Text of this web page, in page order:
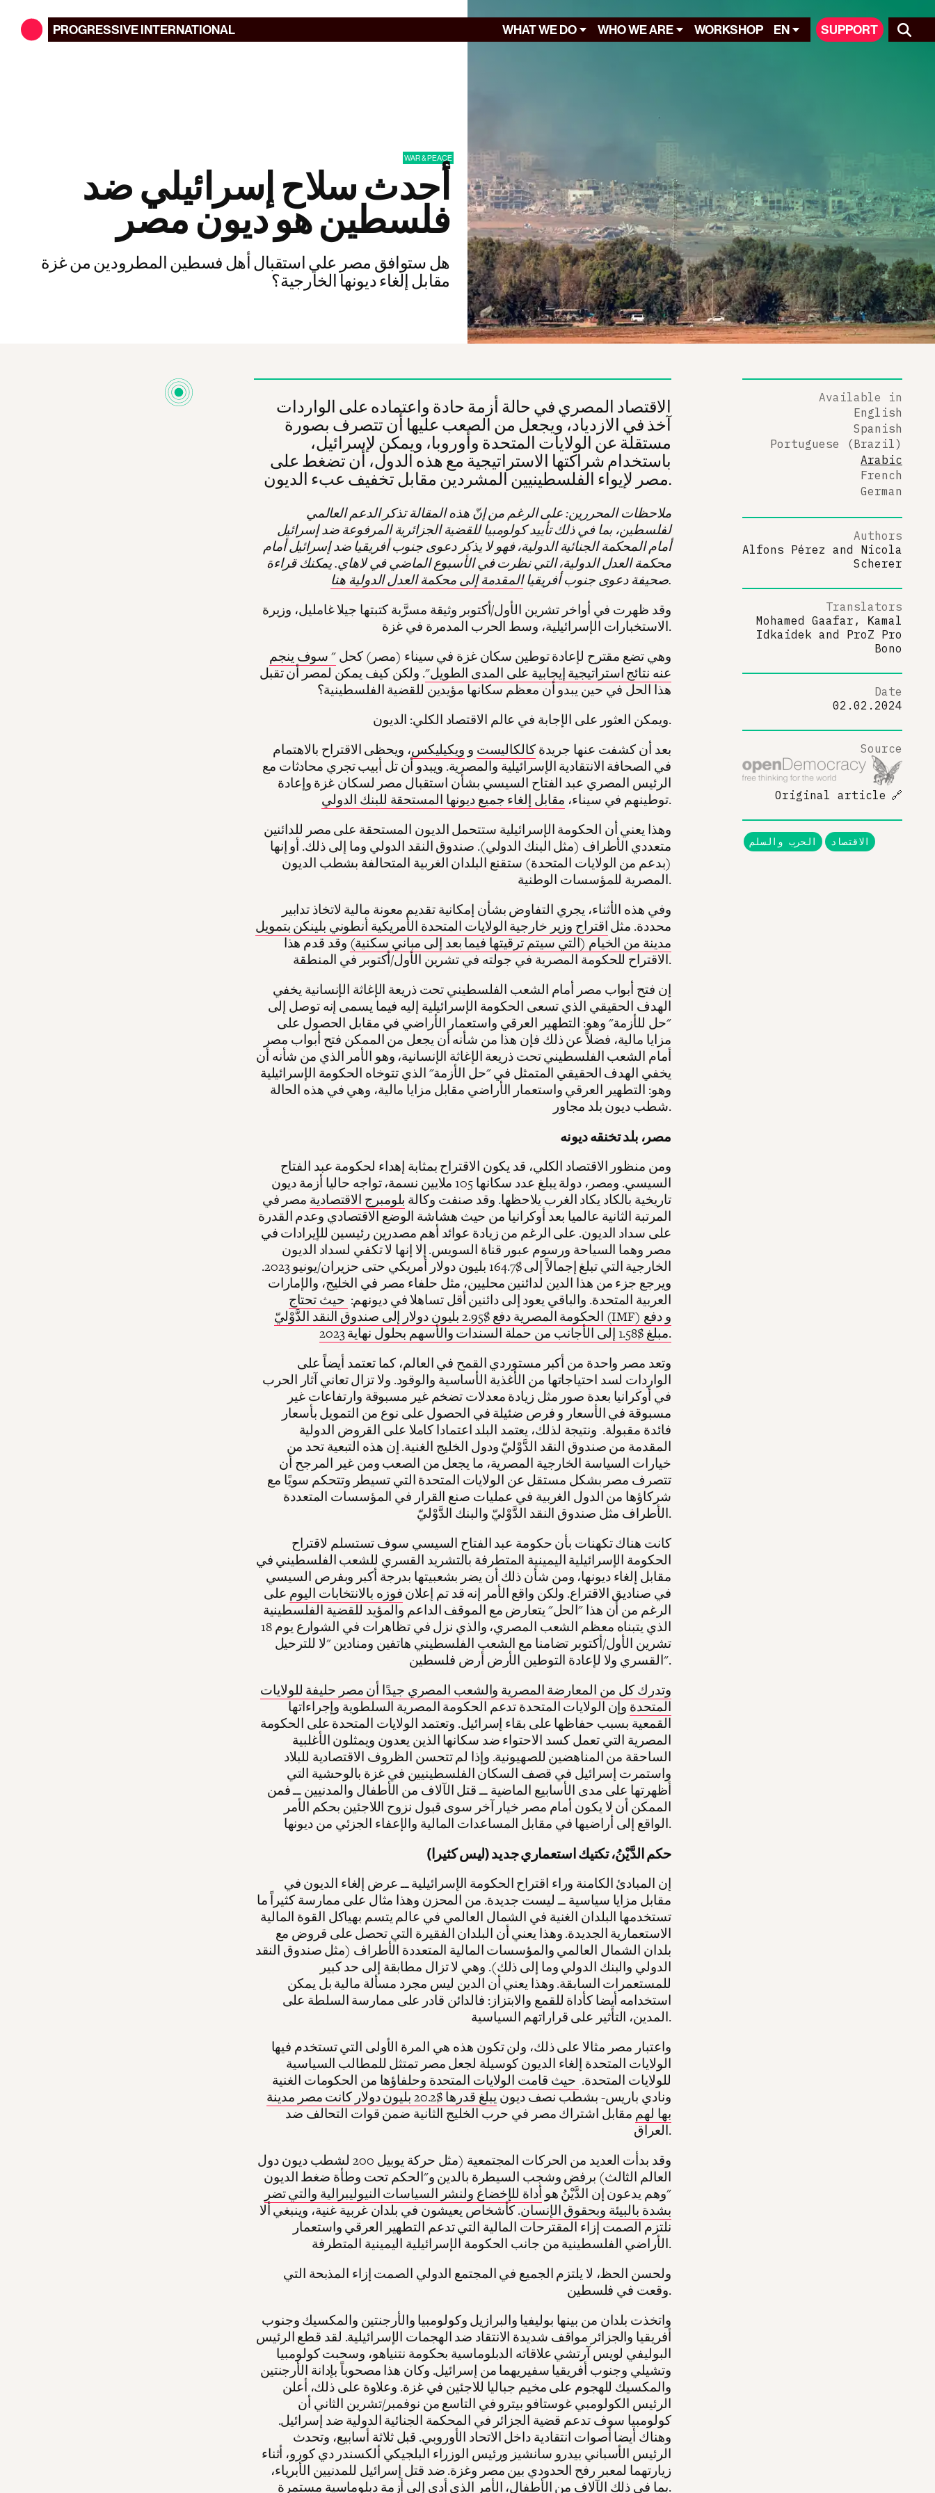
PROGRESSIVEINTERNATIONAL WHAT WE DO WHO WE ARE WORKSHOP EN SUPPORT
WAR & PEACE
أحدث سلاح إسرائيلي ضد
فلسطين هو ديون مصر
هل ستوافق مصر علي استقبال أهل فسطين المطرودين من غزة
مقابل إلغاء ديونها الخارجية؟
الاقتصاد المصري في حالة أزمة حادة واعتماده على الواردات
آخذ في الازدياد، ويجعل من الصعب عليها أن تتصرف بصورة
مستقلة عن الولايات المتحدة وأوروبا، ويمكن لإسرائيل،
باستخدام شراكتها الاستراتيجية مع هذه الدول، أن تضغط على
مصر لإيواء الفلسطينيين المشردين مقابل تخفيف عبء الديون.
ملاحظات المحررين: على الرغم من إنّ هذه المقالة تذكر الدعم العالمي
لفلسطين، بما في ذلك تأييد كولومبيا للقضية الجزائرية المرفوعة ضد إسرائيل
أمام المحكمة الجنائية الدولية، فهو لا يذكر دعوى جنوب أفريقيا ضد إسرائيل أمام
محكمة العدل الدولية، التي نظرت في الأسبوع الماضي في لاهاي. يمكنك قراءة
صحيفة دعوى جنوب أفريقياالمقدمة إلى محكمة العدل الدولية هنا
.
وقد ظهرت في أواخر تشرين الأول/أكتوبر وثيقة مسرَّبة كتبتها جيلا غامليل، وزيرة
الاستخبارات الإسرائيلية، وسط الحرب المدمرة في غزة.
وهي تضع مقترح لإعادة توطين سكان غزة في سيناء (مصر) كحل " سوف ينجم
عنه نتائج استراتيجية إيجابية على المدى الطويل". ولكن كيف يمكن لمصر أن تقبل
هذا الحل في حين يبدو أن معظم سكانها مؤيدين للقضية الفلسطينية؟
ويمكن العثور على الإجابة في عالم الاقتصاد الكلي: الديون.
بعد أن كشفت عنها جريدةكالكاليست و ويكيليكس، ويحظى الاقتراح بالاهتمام
في الصحافة الانتقادية الإسرائيلية والمصرية. ويبدو أن تل أبيب تجري محادثات مع
الرئيس المصري عبد الفتاح السيسي بشأن استقبال مصر لسكان غزة وإعادة
توطينهم في سيناء، مقابل إلغاء جميع ديونها المستحقة للبنك الدولي
.
وهذا يعني أن الحكومة الإسرائيلية ستتحمل الديون المستحقة على مصر للدائنين
متعددي الأطراف (مثل البنك الدولي). صندوق النقد الدولي وما إلى ذلك. أو إنها
(بدعم من الولايات المتحدة) ستقنع البلدان الغربية المتحالفة بشطب الديون
المصرية للمؤسسات الوطنية.
وفي هذه الأثناء، يجري التفاوض بشأن إمكانية تقديم معونة مالية لاتخاذ تدابير
محددة. مثل اقتراح وزير خارجية الولايات المتحدة الأمريكية أنطوني بلينكن بتمويل
مدينة من الخيام (التي سيتم ترقيتها فيما بعد إلى مباني سكنية) وقد قدم هذا
الاقتراح للحكومة المصرية في جولته في تشرين الأول/أكتوبر في المنطقة.
إن فتح أبواب مصر أمام الشعب الفلسطيني تحت ذريعة الإغاثة الإنسانية يخفي
الهدف الحقيقي الذي تسعى الحكومة الإسرائيلية إليه فيما يسمى إنه توصل إلى
"حل للأزمة" وهو: التطهير العرقي واستعمار الأراضي في مقابل الحصول على
مزايا مالية، فضلاً عن ذلك فإن هذا من شأنه أن يجعل من الممكن فتح أبواب مصر
أمام الشعب الفلسطيني تحت ذريعة الإغاثة الإنسانية، وهو الأمر الذي من شأنه أن
يخفي الهدف الحقيقي المتمثل في "حل الأزمة" الذي تتوخاه الحكومة الإسرائيلية
وهو: التطهير العرقي واستعمار الأراضي مقابل مزايا مالية، وهي في هذه الحالة
شطب ديون بلد مجاور.
مصر، بلد تخنقه ديونه
ومن منظور الاقتصاد الكلي، قد يكون الاقتراح بمثابة إهداء لحكومة عبد الفتاح
السيسي. ومصر، دولة يبلغ عدد سكانها 105 ملايين نسمة، تواجه حاليا أزمة ديون
تاريخية بالكاد يكاد الغرب يلاحظها. وقد صنفت وكالة بلومبرج الاقتصادية مصر في
المرتبة الثانية عالميا بعد أوكرانيا من حيث هشاشة الوضع الاقتصادي وعدم القدرة
على سداد الديون. على الرغم من زيادة عوائد أهم مصدرين رئيسين للإيرادات في
مصر وهما السياحة ورسوم عبور قناة السويس. إلا إنها لا تكفي لسداد الديون
الخارجية التي تبلغ إجمالاً إلى $164.7 بليون دولار أمريكي حتى حزيران/يونيو 2023.
ويرجع جزء من هذا الدين لدائنين محليين، مثل حلفاء مصر في الخليج، والإمارات
العربية المتحدة. والباقي يعود إلى دائنين أقل تساهلا في ديونهم: حيث تحتاج
الحكومة المصرية دفع $2.95 بليون دولار إلى صندوق النقد الدَّوْليّ (IMF) و دفع
مبلغ $1.58 إلى الأجانب من حملة السندات والأسهم بحلول نهاية 2023.
وتعد مصر واحدة من أكبر مستوردي القمح في العالم، كما تعتمد أيضاً على
الواردات لسد احتياجاتها من الأغذية الأساسية والوقود. ولا تزال تعاني آثار الحرب
في أوكرانيا بعدة صور مثل زيادة معدلات تضخم غير مسبوقة وارتفاعات غير
مسبوقة في الأسعار و فرص ضئيلة في الحصول على نوع من التمويل بأسعار
فائدة مقبولة. ونتيجة لذلك، يعتمد البلد اعتمادا كاملا على القروض الدولية
المقدمة من صندوق النقد الدَّوْليّ ودول الخليج الغنية. إن هذه التبعية تحد من
خيارات السياسة الخارجية المصرية، ما يجعل من الصعب ومن غير المرجح أن
تتصرف مصر بشكل مستقل عن الولايات المتحدة التي تسيطر وتتحكم سويًا مع
شركاؤها من الدول الغربية في عمليات صنع القرار في المؤسسات المتعددة
الأطراف مثل صندوق النقد الدَّوْليّ والبنك الدَّوْليّ.
كانت هناك تكهنات بأن حكومة عبد الفتاح السيسي سوف تستسلم لاقتراح
الحكومة الإسرائيلية اليمينية المتطرفة بالتشريد القسري للشعب الفلسطيني في
مقابل إلغاء ديونها، ومن شأن ذلك أن يضر بشعبيتها بدرجة أكبر وبفرص السيسي
في صناديق الاقتراع. ولكن واقع الأمر إنه قد تم إعلان فوزه بالانتخابات اليوم على
الرغم من أن هذا "الحل" يتعارض مع الموقف الداعم والمؤيد للقضية الفلسطينية
الذي يتبناه معظم الشعب المصري، والذي نزل في تظاهرات في الشوارع يوم 18
تشرين الأول/أكتوبر تضامنا مع الشعب الفلسطيني هاتفين ومنادين "لا للترحيل
القسري ولا لإعادة التوطين الأرض أرض فلسطين".
وتدرك كل من المعارضة المصرية والشعب المصري جيدًا أن مصر حليفة للولايات
المتحدة وإن الولايات المتحدة تدعم الحكومة المصرية السلطوية وإجراءاتها
القمعية بسبب حفاظها على بقاء إسرائيل. وتعتمد الولايات المتحدة على الحكومة
المصرية التي تعمل كسد الاحتواء ضد سكانها الذين يعدون ويمثلون الأغلبية
الساحقة من المناهضين للصهيونية. وإذا لم تتحسن الظروف الاقتصادية للبلاد
واستمرت إسرائيل في قصف السكان الفلسطينيين في غزة بالوحشية التي
أظهرتها على مدى الأسابيع الماضية ــ قتل الآلاف من الأطفال والمدنيين ــ فمن
الممكن أن لا يكون أمام مصر خيار آخر سوى قبول نزوح اللاجئين بحكم الأمر
الواقع إلى أراضيها في مقابل المساعدات المالية والإعفاء الجزئي من ديونها.
حكم الدَّيْنُ، تكتيك استعماري جديد (ليس كثيرا)
إن المبادئ الكامنة وراء اقتراح الحكومة الإسرائيلية ــ عرض إلغاء الديون في
مقابل مزايا سياسية ــ ليست جديدة. من المحزن وهذا مثال على ممارسة كثيراً ما
تستخدمها البلدان الغنية في الشمال العالمي في عالم يتسم بهياكل القوة المالية
الاستعمارية الجديدة. وهذا يعني أن البلدان الفقيرة التي تحصل على قروض مع
بلدان الشمال العالمي والمؤسسات المالية المتعددة الأطراف (مثل صندوق النقد
الدولي والبنك الدولي وما إلى ذلك). وهي لا تزال مطابقة إلى حد كبير
للمستعمرات السابقة. وهذا يعني أن الدين ليس مجرد مسألة مالية بل يمكن
استخدامه أيضا كأداة للقمع والابتزاز: فالدائن قادر على ممارسة السلطة على
المدين، التأثير على قراراتهم السياسية.
واعتبار مصر مثالا على ذلك، ولن تكون هذه هي المرة الأولى التي تستخدم فيها
الولايات المتحدة إلغاء الديون كوسيلة لجعل مصر تمتثل للمطالب السياسية
للولايات المتحدة. حيث قامت الولايات المتحدة وحلفاؤها من الحكومات الغنية
ونادي باريس- بشطب نصف ديون
يبلغ قدرها $20.2 بليون دولار كانت مصر مدينة
بها لهم مقابل اشتراك مصر في حرب الخليج الثانية ضمن قوات التحالف ضد
العراق.
وقد بدأت العديد من الحركات المجتمعية (مثل حركة يوبيل 200 لشطب ديون دول
العالم الثالث) برفض وشجب السيطرة بالدين و"الحكم تحت وطأة ضغط الديون
"وهم يدعون إن الدَّيْنُ هو أداة للإخضاع ولنشر السياسات النيوليبرالية والتي تضر
بشدة بالبيئة وبحقوق الإنسان. كأشخاص يعيشون في بلدان غربية غنية، وينبغي ألا
نلتزم الصمت إزاء المقترحات المالية التي تدعم التطهير العرقي واستعمار
الأراضي الفلسطينية من جانب الحكومة الإسرائيلية اليمينية المتطرفة.
ولحسن الحظ، لا يلتزم الجميع في المجتمع الدولي الصمت إزاء المذبحة التي
وقعت في فلسطين.
واتخذت بلدان من بينها بوليفيا والبرازيل وكولومبيا والأرجنتين والمكسيك وجنوب
أفريقيا والجزائر مواقف شديدة الانتقاد ضد الهجمات الإسرائيلية. لقد قطع الرئيس
البوليفي لويس آرتشي علاقاته الدبلوماسية بحكومة نتنياهو، وسحبت كولومبيا
وتشيلي وجنوب أفريقيا سفيريهما من إسرائيل. وكان هذا مصحوباً بإدانة الأرجنتين
والمكسيك للهجوم على مخيم جباليا للاجئين في غزة. وعلاوة على ذلك، أعلن
الرئيس الكولومبي غوستافو بيترو في التاسع من نوفمبر/تشرين الثاني أن
كولومبيا سوف تدعم قضية الجزائر في المحكمة الجنائية الدولية ضد إسرائيل.
وهناك أيضا أصوات انتقادية داخل الاتحاد الأوروبي. قبل ثلاثة أسابيع، وتحدث
الرئيس الأسباني بيدرو سانشيز ورئيس الوزراء البلجيكي ألكسندر دي كورو، أثناء
زيارتهما لمعبر رفح الحدودي بين مصر وغزة. ضد قتل إسرائيل للمدنيين الأبرياء،
بما في ذلك الآلاف من الأطفال، الأمر الذي أدى إلى أزمة دبلوماسية مستمرة.
Available in
English
Spanish
Portuguese (Brazil)
Arabic
French
German
Authors
Alfons Pérez and Nicola
Scherer
Translators
Mohamed Gaafar, Κamal
Idkaidek and ProZ Pro
Bono
Date
02.02.2024
Source
Original article 🔗
الحرب والسلم الاقتصاد